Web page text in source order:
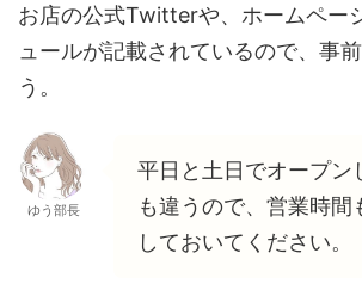
お店の公式Twitterや、ホームペー
ュールが記載されているので、事
う。
ゆう部長
平日と土日でオープン
も違うので、営業時間
しておいてください。